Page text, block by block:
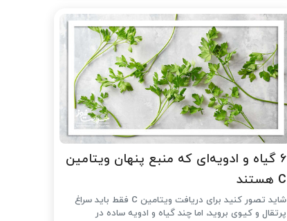
۶ گیاه و ادویه‌ای که منبع پنهان ویتامین
C هستند
شاید تصور کنید برای دریافت ویتامین C فقط باید سراغ
پرتقال و کیوی بروید، اما چند گیاه و ادویه ساده در